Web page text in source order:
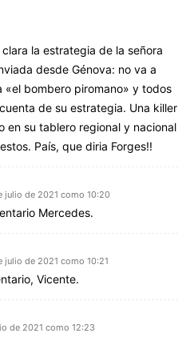
la estrategia de la señora
desde Génova: no va a
bombero piromano» y todos
de su estrategia. Una killer
en su tablero regional y nacional
País, que diria Forges!!
julio de 2021 como 10:20
Mercedes.
julio de 2021 como 10:21
Vicente.
de 2021 como 12:23